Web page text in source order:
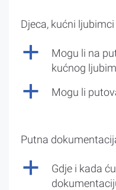
Djeca, kućni ljubimci
a
Mogu li na
kućnog
a Mogu li
Putna
a
Gdje i kada